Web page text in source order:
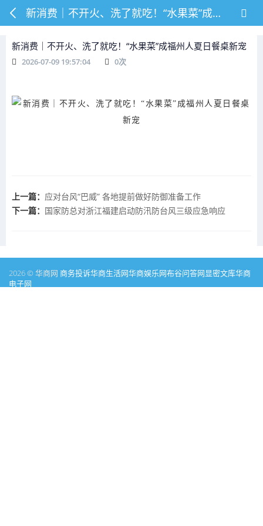
新消费｜不开火、洗了就吃！“水果菜”成福州人夏日餐桌新宠
新消费｜不开火、洗了就吃！“水果菜”成福州人夏日餐桌新宠
2026-07-09 19:57:04 0次
上一篇： 应对台风“巴威” 各地提前做好防御准备工作
下一篇： 国家防总对浙江福建启动防汛防台风三级应急响应
2026 © 华商网 商务投诉华商生活网华商娱乐网布谷问答网显密文库华商
电子网